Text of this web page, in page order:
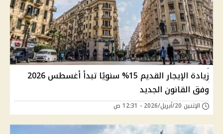
زيادة الإيجار القديم 15% سنويًا تبدأ أغسطس 2026
وفق القانون الجديد
الإثنين 20/أبريل/2026 - 12:31 ص